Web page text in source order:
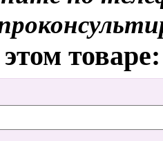
товаре: